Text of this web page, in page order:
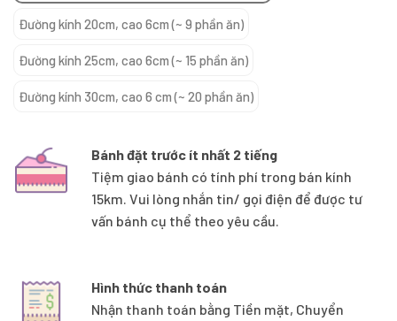
Đường kính 20cm, cao 6cm (~ 9 phần ăn)
Đường kính 25cm, cao 6cm (~ 15 phần ăn)
Đường kính 30cm, cao 6 cm (~ 20 phần ăn)
Bánh đặt trước ít nhất 2 tiếng
Tiệm giao bánh có tính phí trong bán kính
15km. Vui lòng nhắn tin/ gọi điện để được tư
vấn bánh cụ thể theo yêu cầu.
Hình thức thanh toán
Nhận thanh toán bằng Tiền mặt, Chuyển